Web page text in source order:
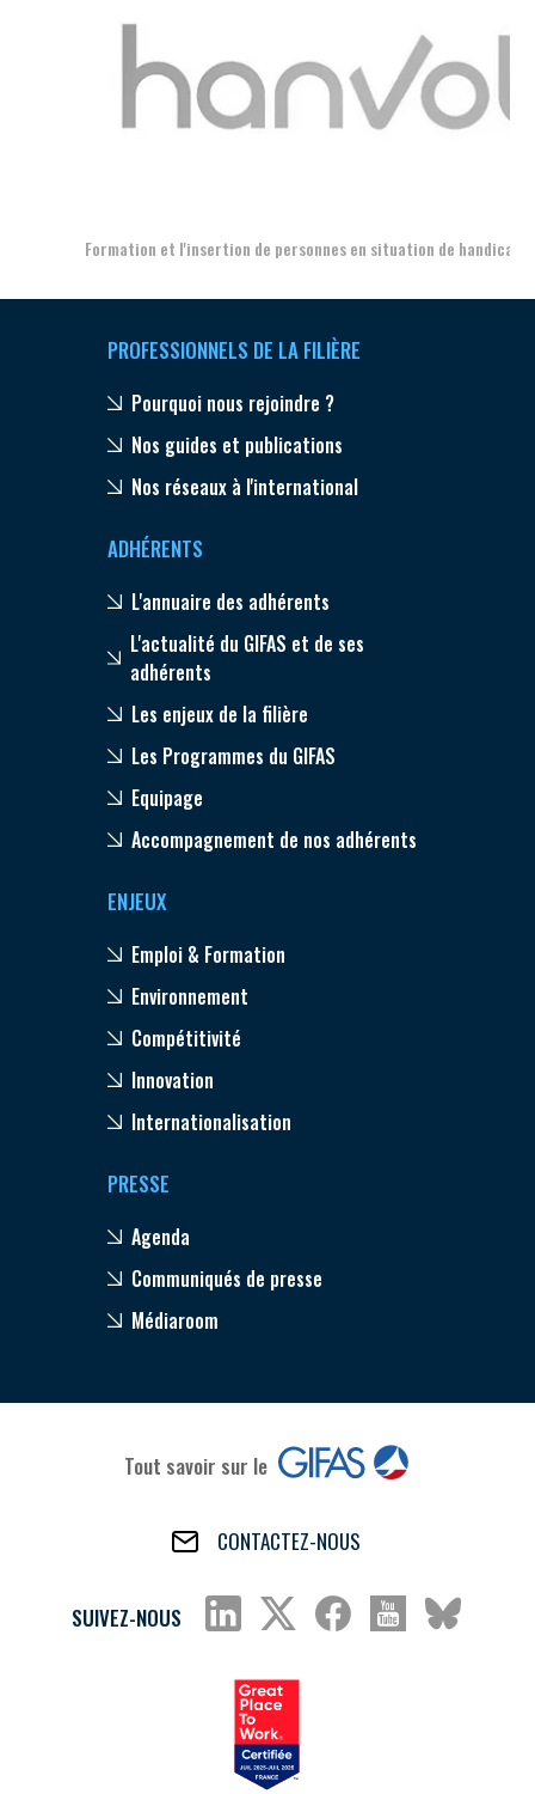
Formation et l'insertion de personnes en situation de handicap
PROFESSIONNELS DE LA FILIÈRE
Pourquoi nous rejoindre ?
Nos guides et publications
Nos réseaux à l'international
ADHÉRENTS
L'annuaire des adhérents
L'actualité du GIFAS et de ses
adhérents
Les enjeux de la filière
Les Programmes du GIFAS
Equipage
Accompagnement de nos adhérents
ENJEUX
Emploi & Formation
Environnement
Compétitivité
Innovation
Internationalisation
PRESSE
Agenda
Communiqués de presse
Médiaroom
Tout savoir sur le
CONTACTEZ-NOUS
SUIVEZ-NOUS